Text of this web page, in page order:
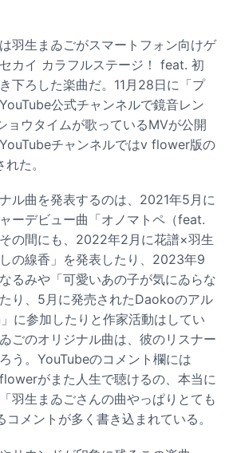
羽生まゐごがスマートフォン向けゲ
カイ カラフルステージ！ feat. 初
下ろした楽曲だ。11月28日に「プ
公式チャンネルで鏡音レン
ョウタイムが歌っているMVが公開
チャンネルではv flower版の
た。
ル曲を発表するのは、2021年5月に
ーデビュー曲「オノマトペ（feat.
の間にも、2022年2月に花譜×羽生
の線香」を発表したり、2023年9
るみや「可愛いあの子が気にゐらな
り、5月に発売されたDaokoのアル
に参加したりと作家活動はしてい
ごのオリジナル曲は、彼のリスナー
う。YouTubeのコメント欄には
がまた人生で聴けるの、本当に
羽生まゐごさんの曲やっぱりとても
メントが多く書き込まれている。